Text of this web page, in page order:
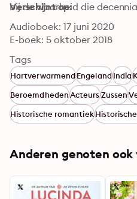
bij de waarheid die
Verschijnt op:
Audioboek: 17 juni 2020
E-boek: 5 oktober 2018
Tags
HartverwarmendEngelandIndia
BeroemdhedenActeursZussen
Historische romantiek
Anderen genoten ook